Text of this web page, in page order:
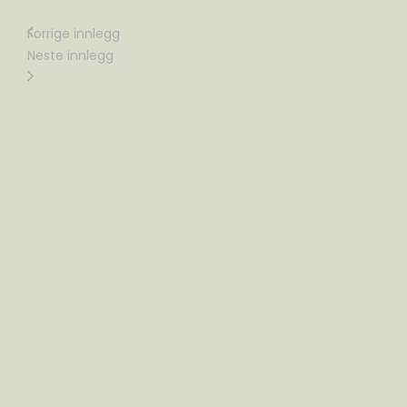
Forrige innlegg
Neste innlegg